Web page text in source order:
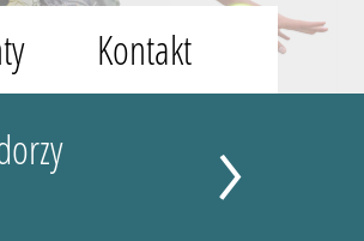
Kontakt